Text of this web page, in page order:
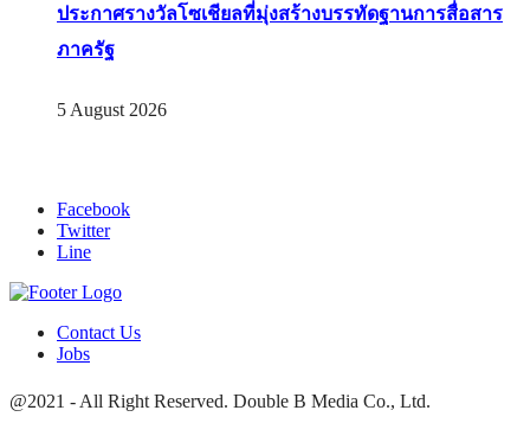
ประกาศรางวัลโซเชียลที่มุ่งสร้างบรรทัดฐานการสื่อสาร
ภาครัฐ
5 August 2026
Facebook
Twitter
Line
Contact Us
Jobs
@2021 - All Right Reserved. Double B Media Co., Ltd.